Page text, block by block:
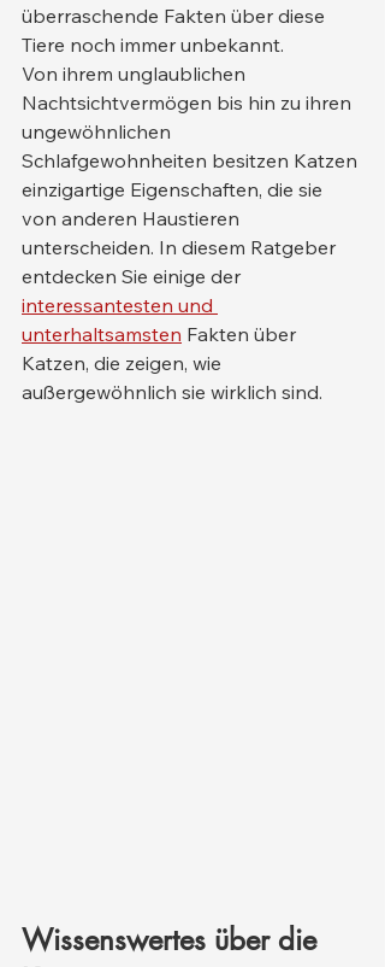
überraschende Fakten über diese
Tiere noch immer unbekannt.
Von ihrem unglaublichen
Nachtsichtvermögen bis hin zu ihren
ungewöhnlichen
Schlafgewohnheiten besitzen Katzen
einzigartige Eigenschaften, die sie
von anderen Haustieren
unterscheiden. In diesem Ratgeber
entdecken Sie einige der
interessantesten und
unterhaltsamsten Fakten über
Katzen, die zeigen, wie
außergewöhnlich sie wirklich sind.
Wissenswertes über die